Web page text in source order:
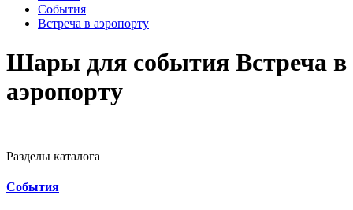
События
Встреча в аэропорту
Шары для события Встреча в
аэропорту
Разделы каталога
События